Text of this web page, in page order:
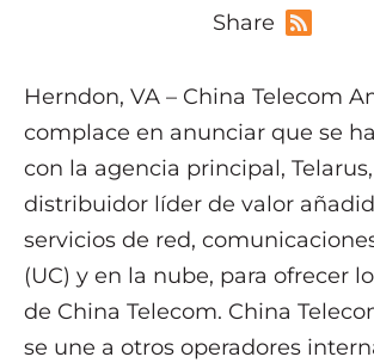
Share
Herndon, VA – China Telecom
complace en anunciar que se
con la agencia principal,
distribuidor líder de valor
servicios de red,
(UC) y en la nube, para ofrecer
de China Telecom. China
se une a otros operadores